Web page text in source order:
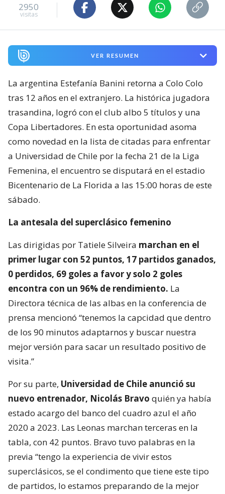
2950
visitas
VER RESUMEN
La argentina Estefanía Banini retorna a Colo Colo
tras 12 años en el extranjero. La histórica jugadora
trasandina, logró con el club albo 5 títulos y una
Copa Libertadores. En esta oportunidad asoma
como novedad en la lista de citadas para enfrentar
a Universidad de Chile por la fecha 21 de la Liga
Femenina, el encuentro se disputará en el estadio
Bicentenario de La Florida a las 15:00 horas de este
sábado.
La antesala del superclásico femenino
Las dirigidas por Tatiele Silveira marchan en el
primer lugar con 52 puntos, 17 partidos ganados,
0 perdidos, 69 goles a favor y solo 2 goles
encontra con un 96% de rendimiento. La
Directora técnica de las albas en la conferencia de
prensa mencionó “tenemos la capcidad que dentro
de los 90 minutos adaptarnos y buscar nuestra
mejor versión para sacar un resultado positivo de
visita.”
Por su parte, Universidad de Chile anunció su
nuevo entrenador, Nicolás Bravo quién ya había
estado acargo del banco del cuadro azul el año
2020 a 2023. Las Leonas marchan terceras en la
tabla, con 42 puntos. Bravo tuvo palabras en la
previa “tengo la experiencia de vivir estos
superclásicos, se el condimento que tiene este tipo
de partidos, lo estamos preparando de la mejor